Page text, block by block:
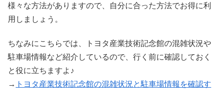
様々な方法がありますので、自分に合った方法でお得に利
用しましょう。
ちなみにこちらでは、トヨタ産業技術記念館の混雑状況や
駐車場情報など紹介しているので、行く前に確認しておく
と役に立ちますよ♪
→ トヨタ産業技術記念館の混雑状況と駐車場情報を確認す